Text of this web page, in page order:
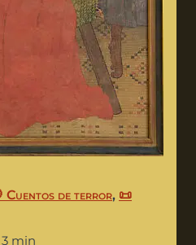
Cuentos de terror, 📜
min